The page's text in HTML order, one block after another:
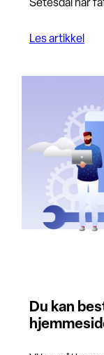
Setesdal har
Les artikkel
Du kan